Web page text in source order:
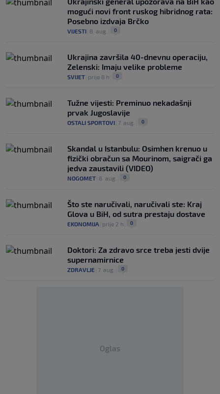
mogući novi front ruskog hibridnog rata:
Posebno izdvaja Brčko
VIJESTI 8. aug. 0
Ukrajina završila 40-dnevnu operaciju,
Zelenski: Imaju velike probleme
SVIJET prije 8 h 0
Tužne vijesti: Preminuo nekadašnji
prvak Jugoslavije
OSTALI SPORTOVI 7. aug. 0
Skandal u Istanbulu: Osimhen krenuo u
fizički obračun sa Mourinom, saigrači ga
jedva zaustavili (VIDEO)
NOGOMET 8. aug. 0
Što ste naručivali, naručivali ste: Kraj
Glova u BiH, od sutra prestaju dostave
EKONOMIJA prije 2 h 0
Doktori: Za zdravo srce treba jesti dvije
supernamirnice
ZDRAVLJE 7. aug. 0
Oglas